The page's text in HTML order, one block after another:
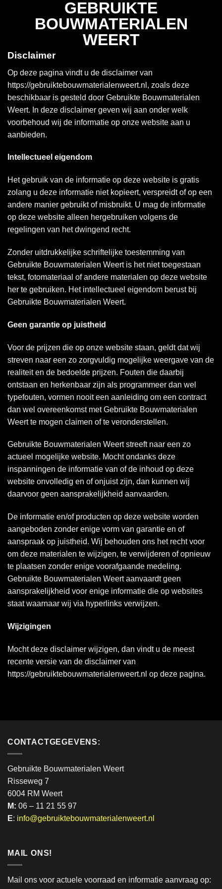
GEBRUIKTE
BOUWMATERIALEN
WEERT
Disclaimer
Op deze pagina vindt u de disclaimer van
https://gebruiktebouwmaterialenweert.nl, zoals deze
beschikbaar is gesteld door Gebruikte Bouwmaterialen
Weert. In deze disclaimer geven wij aan onder welk
voorbehoud wij de informatie op onze website aan u
aanbieden.
Intellectueel eigendom
Het gebruik van de informatie op deze website is gratis
zolang u deze informatie niet kopieert, verspreidt of op een
andere manier gebruikt of misbruikt. U mag de informatie
op deze website alleen hergebruiken volgens de
regelingen van het dwingend recht.
Zonder uitdrukkelijke schriftelijke toestemming van
Gebruikte Bouwmaterialen Weert is het niet toegestaan
tekst, fotomateriaal of andere materialen op deze website
her te gebruiken. Het intellectueel eigendom berust bij
Gebruikte Bouwmaterialen Weert.
Geen garantie op juistheid
Voor de prijzen die op onze website staan, geldt dat wij
streven naar een zo zorgvuldig mogelijke weergave van de
realiteit en de bedoelde prijzen. Fouten die daarbij
ontstaan en herkenbaar zijn als programmeer dan wel
typefouten, vormen nooit een aanleiding om een contract
dan wel overeenkomst met Gebruikte Bouwmaterialen
Weert te mogen claimen of te veronderstellen.
Gebruikte Bouwmaterialen Weert streeft naar een zo
actueel mogelijke website. Mocht ondanks deze
inspanningen de informatie van of de inhoud op deze
website onvolledig en of onjuist zijn, dan kunnen wij
daarvoor geen aansprakelijkheid aanvaarden.
De informatie en/of producten op deze website worden
aangeboden zonder enige vorm van garantie en of
aanspraak op juistheid. Wij behouden ons het recht voor
om deze materialen te wijzigen, te verwijderen of opnieuw
te plaatsen zonder enige voorafgaande medeling.
Gebruikte Bouwmaterialen Weert aanvaardt geen
aansprakelijkheid voor enige informatie die op websites
staat waarnaar wij via hyperlinks verwijzen.
Wijzigingen
Mocht deze disclaimer wijzigen, dan vindt u de meest
recente versie van de disclaimer van
https://gebruiktebouwmaterialenweert.nl op deze pagina.
CONTACTGEGEVENS:
Gebruikte Bouwmaterialen Weert
Risseweg 7
6004 RM Weert
M: 06 – 11 21 55 97
E: info@gebruiktebouwmaterialenweert.nl
MAIL ONS!
Mail ons voor actuele voorraad en informatie aanvraag op: